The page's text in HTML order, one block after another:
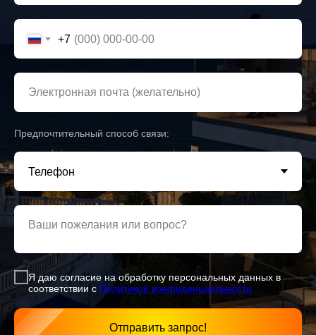
+7
Электронная почта (желательно)
Предпочтительный способ связи:
Ваши пожелания или вопрос?
Я даю согласие на обработку персональных данных в
соответствии с Политикой конфиденциальности
Отправить запрос!